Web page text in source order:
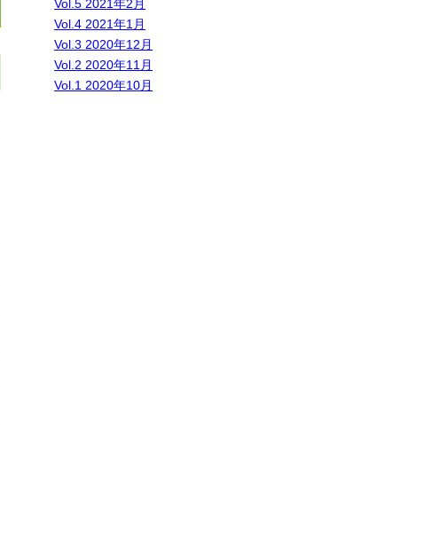
Vol.5 2021年2月
Vol.4 2021年1月
Vol.3 2020年12月
Vol.2 2020年11月
Vol.1 2020年10月